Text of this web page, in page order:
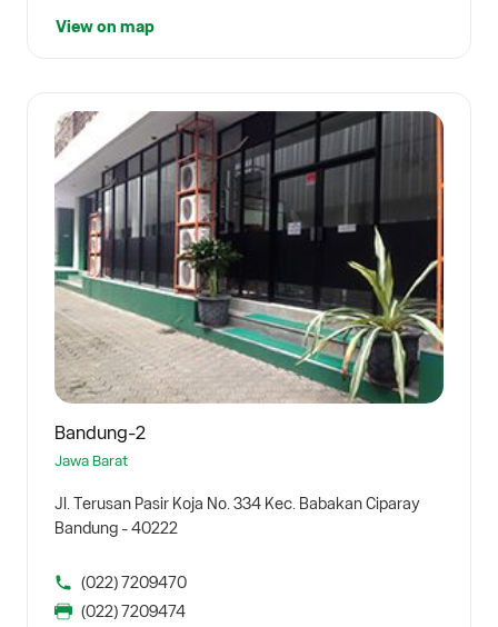
View on map
Bandung-2
Jawa Barat
Jl. Terusan Pasir Koja No. 334 Kec. Babakan Ciparay
Bandung - 40222
(022) 7209470
(022) 7209474